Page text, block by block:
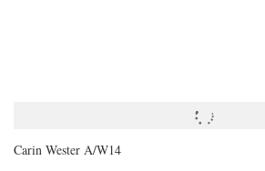
Carin Wester A/W14